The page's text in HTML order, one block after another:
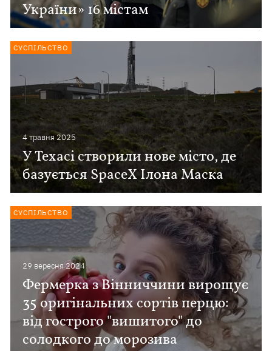
України» 16 містам
4 травня 2025
У Техасі створили нове місто, де
базується SpaceX Ілона Маска
СУСПІЛЬСТВО
29 вересня 2024
Фермерка з Вінниччини вирощує
35 оригінальних сортів перцю:
від гострого "вишитого" до
солодкого до морозива
СУСПІЛЬСТВО